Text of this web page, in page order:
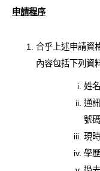
申請程序
合乎上述申請資
內容包括下列資
姓
通
號
現
學